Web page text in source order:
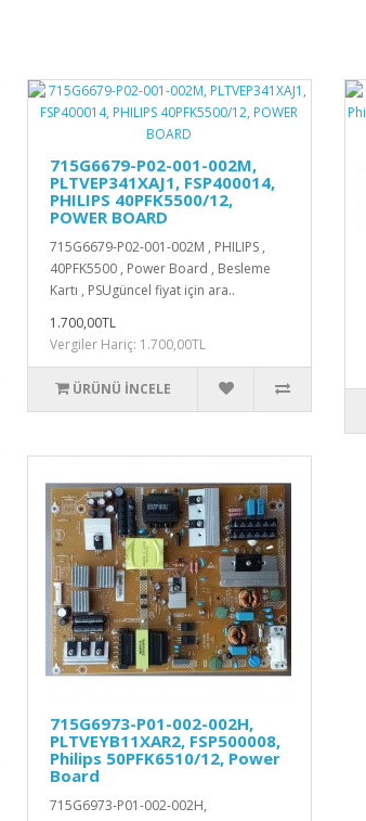
715G6679-P02-001-002M,
PLTVEP341XAJ1, FSP400014,
PHILIPS 40PFK5500/12,
POWER BOARD
715G6679-P02-001-002M , PHILIPS ,
40PFK5500 , Power Board , Besleme
Kartı , PSUgüncel fiyat için ara..
1.700,00TL
Vergiler Hariç: 1.700,00TL
ÜRÜNÜ İNCELE
715G6973-P01-002-002H,
PLTVEYB11XAR2, FSP500008,
Philips 50PFK6510/12, Power
Board
715G6973-P01-002-002H,